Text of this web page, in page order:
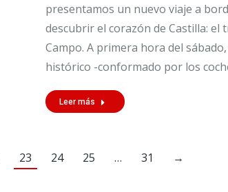
presentamos un nuevo viaje a
descubrir el corazón de Castilla: el
Campo. A primera hora del
histórico -conformado por los
Leer más
23 24 25 … 31 →